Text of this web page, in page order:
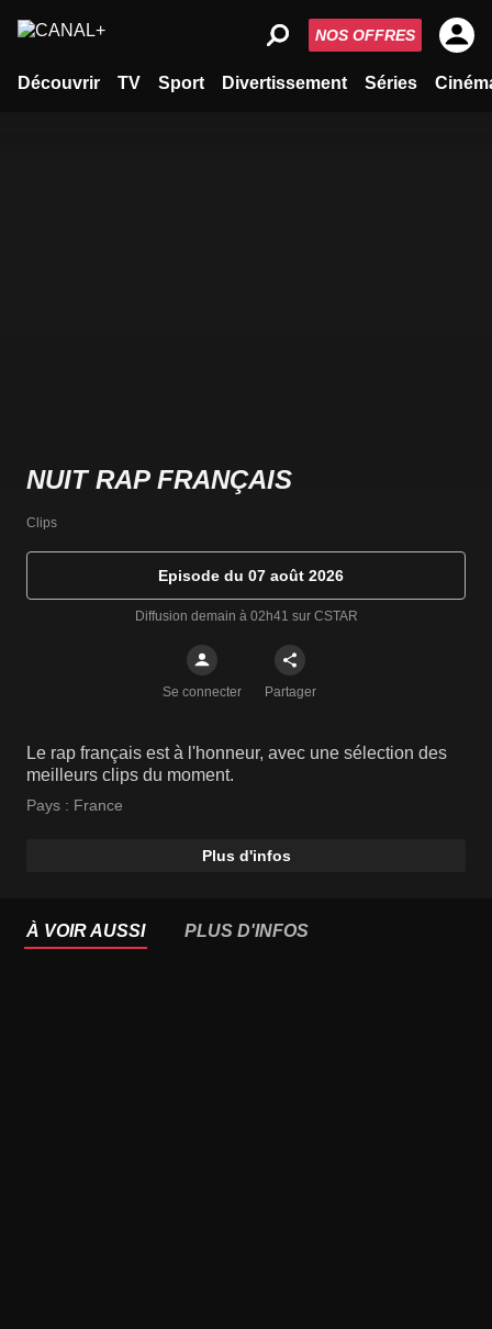
Découvrir TV Sport Divertissement Séries
NOS OFFRES
NUIT RAP FRANÇAIS
Clips
Episode du 07 août 2026
Diffusion demain à 02h41 sur CSTAR
Se connecter Partager
Le rap français est à l'honneur, avec une sélection des
meilleurs clips du moment.
Pays : France
Plus d'infos
À VOIR AUSSI PLUS D'INFOS